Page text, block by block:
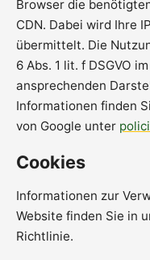
Browser die
CDN. Dabei wird Ihre
übermittelt. Die
6 Abs. 1 lit. f DSGVO
ansprechenden
Informationen finden
von Google unter
Cookies
Informationen zur
Website finden Sie in
Richtlinie.